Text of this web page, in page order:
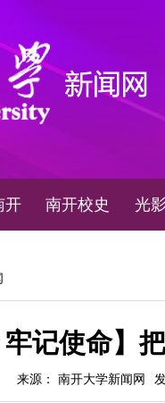
开 南开校史 光
牢记使命】
来源： 南开大学新闻网